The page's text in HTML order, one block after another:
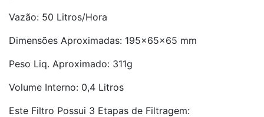
Vazão: 50 Litros/Hora
Dimensões Aproximadas: 195x65x65 mm
Peso Liq. Aproximado: 311g
Volume Interno: 0,4 Litros
Este Filtro Possui 3 Etapas de Filtragem: